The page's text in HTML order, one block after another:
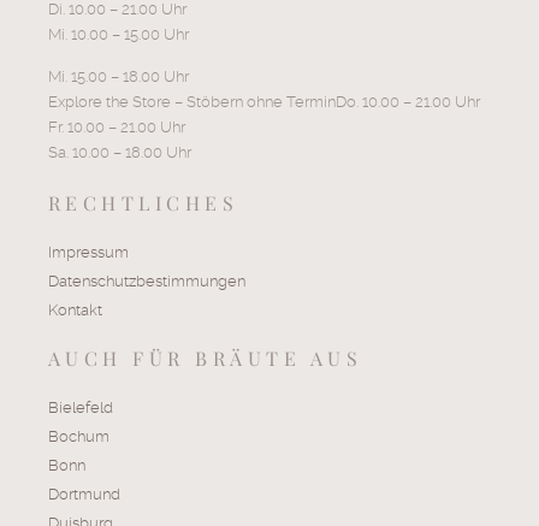
Di. 10.00 – 21.00 Uhr
Mi. 10.00 – 15.00 Uhr
Mi. 15.00 – 18.00 Uhr
Explore the Store – Stöbern ohne TerminDo. 10.00 – 21.00 Uhr
Fr. 10.00 – 21.00 Uhr
Sa. 10.00 – 18.00 Uhr
RECHTLICHES
Impressum
Datenschutzbestimmungen
Kontakt
AUCH FÜR BRÄUTE AUS
Bielefeld
Bochum
Bonn
Dortmund